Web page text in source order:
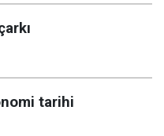
tarihi